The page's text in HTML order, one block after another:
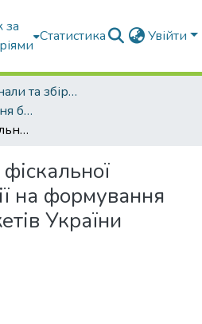
за
Статистика Увійти
Наукові журнали та збірники видань
Економіка і управління бізнесом
Оцінка впливу фіскальної децентралізації на формування місцевих бюджетів України
на формування
України